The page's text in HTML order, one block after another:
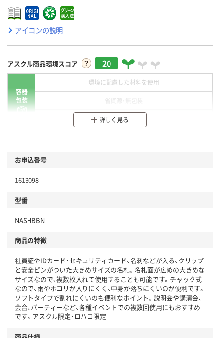
アイコンの説明
アスクル商品環境スコア 20
容器
包装
環境に配慮した材料を使用
分別・リサイクルしやすい設計
本体
仕組
この商品の環境配慮ポイントです。下記商品詳細「
アスクル商品環境スコア詳細／加点項目
」で確認できます。
詳しく見る
お申込番号
1613098
型番
NASHBBN
商品の特徴
社員証やIDカード・セキュリティカード、名刺などが入る、クリップ
と安全ピンがついた大きめサイズの名札。名札面が広めの大きめな
サイズなので、複数枚入れて使用することも可能です。チャック式
なので、雨やホコリが入りにくく、中身が落ちにくいのが便利です。
ソフトタイプで割れにくいのも便利なポイント。説明会や講演会、
会合、パーティーなど、各種イベントでの複数回使用にもおすすめ
です。アスクル限定・ロハコ限定